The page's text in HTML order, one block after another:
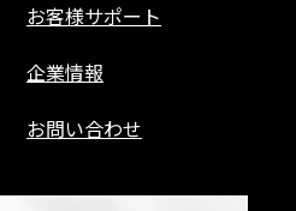
お客様サポート
企業情報
お問い合わせ